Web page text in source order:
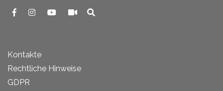
Kontakte
Rechtliche Hinweise
GDPR